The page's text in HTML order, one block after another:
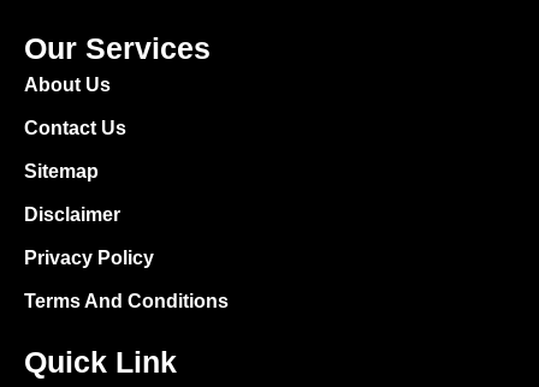
Our Services
About Us
Contact Us
Sitemap
Disclaimer
Privacy Policy
Terms And Conditions
Quick Link